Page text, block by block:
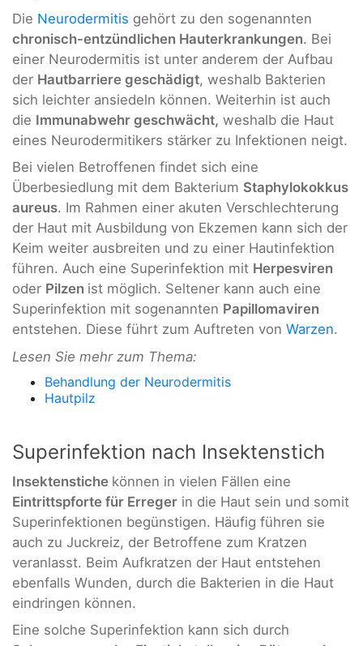
Die Neurodermitis gehört zu den sogenannten
chronisch-entzündlichen Hauterkrankungen. Bei
einer Neurodermitis ist unter anderem der Aufbau
der Hautbarriere geschädigt, weshalb Bakterien
sich leichter ansiedeln können. Weiterhin ist auch
die Immunabwehr geschwächt, weshalb die Haut
eines Neurodermitikers stärker zu Infektionen neigt.
Bei vielen Betroffenen findet sich eine
Überbesiedlung mit dem Bakterium Staphylokokkus
aureus. Im Rahmen einer akuten Verschlechterung
der Haut mit Ausbildung von Ekzemen kann sich der
Keim weiter ausbreiten und zu einer Hautinfektion
führen. Auch eine Superinfektion mit Herpesviren
oder Pilzen ist möglich. Seltener kann auch eine
Superinfektion mit sogenannten Papillomaviren
entstehen. Diese führt zum Auftreten von Warzen.
Lesen Sie mehr zum Thema:
Behandlung der Neurodermitis
Hautpilz
Superinfektion nach Insektenstich
Insektenstiche können in vielen Fällen eine
Eintrittspforte für Erreger in die Haut sein und somit
Superinfektionen begünstigen. Häufig führen sie
auch zu Juckreiz, der Betroffene zum Kratzen
veranlasst. Beim Aufkratzen der Haut entstehen
ebenfalls Wunden, durch die Bakterien in die Haut
eindringen können.
Eine solche Superinfektion kann sich durch